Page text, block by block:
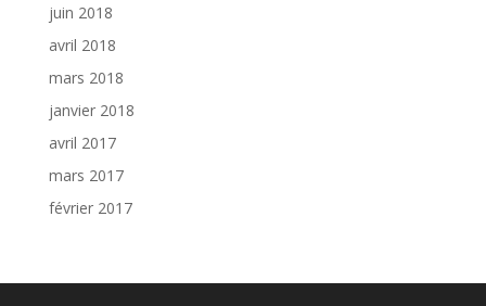
juin 2018
avril 2018
mars 2018
janvier 2018
avril 2017
mars 2017
février 2017